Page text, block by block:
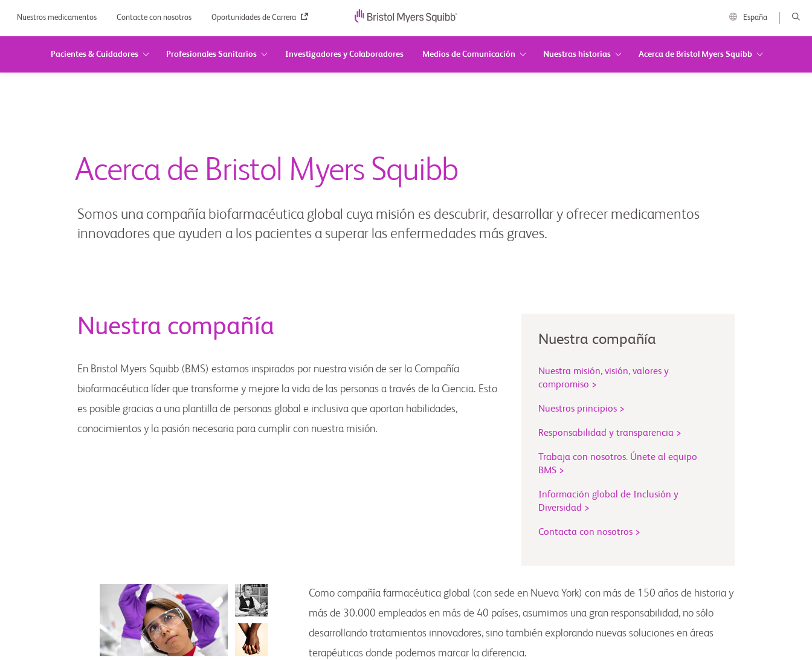
Nuestros medicamentos Contacte con nosotros Oportunidades de Carrera España
Pacientes & Cuidadores Profesionales Sanitarios Investigadores y Colaboradores Medios de Comunicación Nuestras historias Acerca de Bristol Myers Squibb
Acerca de Bristol Myers Squibb
Somos una compañía biofarmacéutica global cuya misión es descubrir, desarrollar y ofrecer medicamentos
innovadores que ayuden a los pacientes a superar las enfermedades más graves.
Nuestra compañía
En Bristol Myers Squibb (BMS) estamos inspirados por nuestra visión de ser la Compañía
biofarmacéutica líder que transforme y mejore la vida de las personas a través de la Ciencia. Esto
es posible gracias a una plantilla de personas global e inclusiva que aportan habilidades,
conocimientos y la pasión necesaria para cumplir con nuestra misión.
Nuestra compañía
Nuestra misión, visión, valores y
compromiso >
Nuestros principios >
Responsabilidad y transparencia >
Trabaja con nosotros. Únete al equipo
BMS >
Información global de Inclusión y
Diversidad >
Contacta con nosotros >
Como compañía farmacéutica global (con sede en Nueva York) con más de 150 años de historia y
más de 30.000 empleados en más de 40 países, asumimos una gran responsabilidad, no sólo
desarrollando tratamientos innovadores, sino también explorando nuevas soluciones en áreas
terapéuticas donde podemos marcar la diferencia.